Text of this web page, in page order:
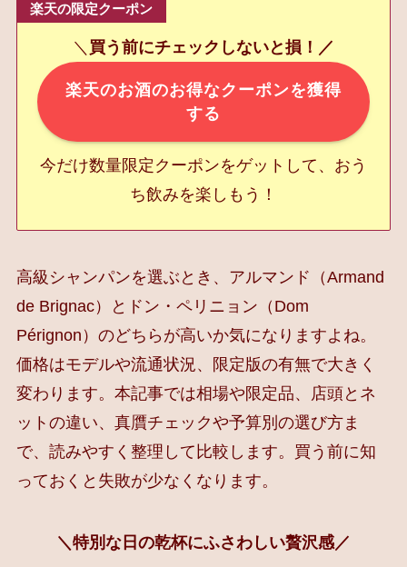
楽天の限定クーポン
＼ 買う前にチェックしないと損！／
楽天のお酒のお得なクーポンを獲得
する
今だけ数量限定クーポンをゲットして、おう
ち飲みを楽しもう！
高級シャンパンを選ぶとき、アルマンド（Armand
de Brignac）とドン・ペリニョン（Dom
Pérignon）のどちらが高いか気になりますよね。
価格はモデルや流通状況、限定版の有無で大きく
変わります。本記事では相場や限定品、店頭とネ
ットの違い、真贋チェックや予算別の選び方ま
で、読みやすく整理して比較します。買う前に知
っておくと失敗が少なくなります。
＼特別な日の乾杯にふさわしい贅沢感／